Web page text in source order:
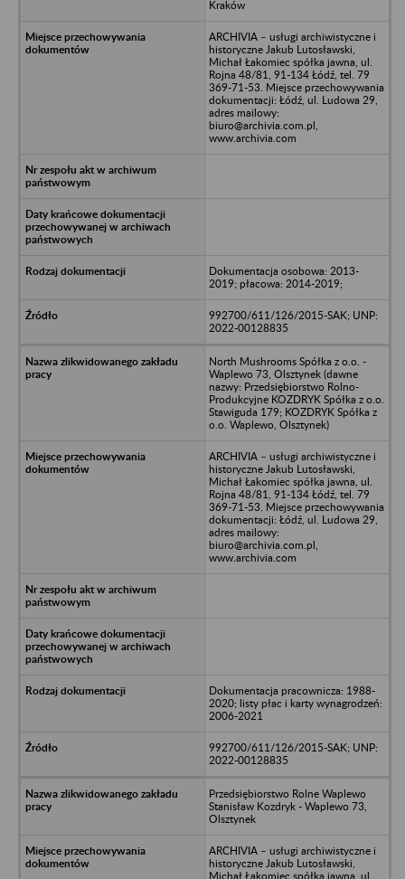
Kraków
ARCHIVIA – usługi archiwistyczne i
historyczne Jakub Lutosławski,
Michał Łakomiec spółka jawna, ul.
Rojna 48/81, 91-134 Łódź, tel. 79
369-71-53. Miejsce przechowywania
dokumentacji: Łódź, ul. Ludowa 29,
adres mailowy:
biuro@archivia.com.pl,
www.archivia.com
Dokumentacja osobowa: 2013-
2019; płacowa: 2014-2019;
992700/611/126/2015-SAK; UNP:
2022-00128835
North Mushrooms Spółka z o.o. -
Waplewo 73, Olsztynek (dawne
nazwy: Przedsiębiorstwo Rolno-
Produkcyjne KOZDRYK Spółka z o.o.
Stawiguda 179; KOZDRYK Spółka z
o.o. Waplewo, Olsztynek)
ARCHIVIA – usługi archiwistyczne i
historyczne Jakub Lutosławski,
Michał Łakomiec spółka jawna, ul.
Rojna 48/81, 91-134 Łódź, tel. 79
369-71-53. Miejsce przechowywania
dokumentacji: Łódź, ul. Ludowa 29,
adres mailowy:
biuro@archivia.com.pl,
www.archivia.com
Dokumentacja pracownicza: 1988-
2020; listy płac i karty wynagrodzeń:
2006-2021
992700/611/126/2015-SAK; UNP:
2022-00128835
Przedsiębiorstwo Rolne Waplewo
Stanisław Kozdryk - Waplewo 73,
Olsztynek
ARCHIVIA – usługi archiwistyczne i
historyczne Jakub Lutosławski,
Michał Łakomiec spółka jawna, ul.